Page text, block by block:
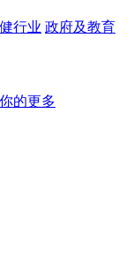
行业 政府及教育
的更多